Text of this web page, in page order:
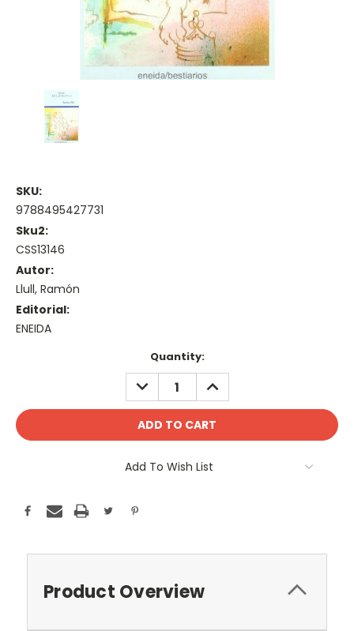
SKU:
9788495427731
Sku2:
CSS13146
Autor:
Llull, Ramón
Editorial:
ENEIDA
Quantity:
DECREASE
QUANTITY:
INCREASE
QUANTITY:
Add To Wish List
Product Overview